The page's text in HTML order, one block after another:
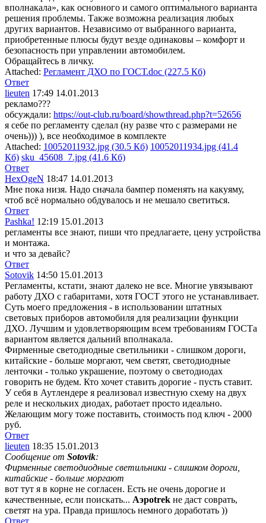
вполнакала», как основного и самого оптимального варианта
решения проблемы. Также возможна реализация любых
других вариантов. Независимо от выбранного варианта,
приобретенные плюсы будут везде одинаковы – комфорт и
безопасность при управлении автомобилем.
Обращайтесь в личку.
Attached: Регламент ДХО по ГОСТ.doc (227.5 Кб)
Ответ
lieuten 17:49 14.01.2013
рекламо???
обсуждали: https://out-club.ru/board/showthread.php?t=52656
я себе по регламенту сделал (ну разве что с размерами не
очень))) ), все необходимое в комплекте
Attached: 10052011932.jpg (30.5 Кб) 10052011934.jpg (41.4
Кб) sku_45608_7.jpg (41.6 Кб)
Ответ
HexOgeN 18:47 14.01.2013
Мне пока низя. Надо сначала бампер поменять на какуяму,
чтоб всё нормально обдувалось и не мешало светиться.
Ответ
Pashka! 12:19 15.01.2013
регламенты все знают, пиши что предлагаете, цену устройства
и монтажа.
и что за девайс?
Ответ
Sotovik 14:50 15.01.2013
Регламенты, кстати, знают далеко не все. Многие увязывают
работу ДХО с габаритами, хотя ГОСТ этого не устанавливает.
Суть моего предложения - в использовании штатных
световых приборов автомобиля для реализации функции
ДХО. Лучшим и удовлетворяющим всем требованиям ГОСТа
вариантом является дальний вполнакала.
Фирменные светодиодные светильники - слишком дороги,
китайские - больше моргают, чем светят, светодиодные
ленточки - только украшение, поэтому о светодиодах
говорить не будем. Кто хочет ставить дорогие - пусть ставит.
У себя в Аутлендере я реализовал известную схему на двух
реле и нескольких диодах, работает просто идеально.
Желающим могу тоже поставить, стоимость под ключ - 2000
руб.
Ответ
lieuten 18:35 15.01.2013
Сообщение от Sotovik:
Фирменные светодиодные светильники - слишком дороги,
китайские - больше моргают
вот тут я в корне не согласен. Есть не очень дорогие и
качественные, если поискать... Аэроtrek не даст соврать,
светят на ура. Правда пришлось немного доработать ))
Ответ